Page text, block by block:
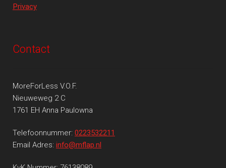
Privacy
Contact
MoreForLess V.O.F.
Nieuweweg 2 C
1761 EH Anna Paulowna
Telefoonnummer: 0223532211
Email Adres: info@mflap.nl